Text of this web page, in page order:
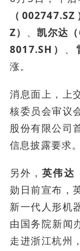
（
Z） 、 凯尔达
8017.SH） 、
涨。
消息面上，上
核委员会审议
股份有限公司
信息披露要求。
另外，英伟达
勋日前宣布，
新一代人形机
由国务院新闻
走进浙江杭州